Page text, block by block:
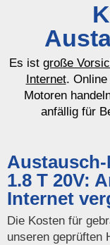
Es ist große
Internet. Online
Motoren
anfällig für
Austausch-
1.8 T 20V:
Internet
Die Kosten für
unseren geprüften